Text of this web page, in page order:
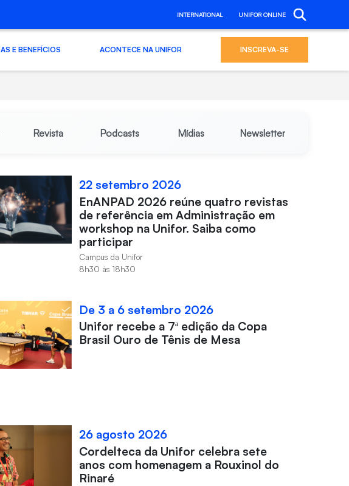
INTERNATIONAL UNIFOR ONLINE
E BENEFÍCIOS ACONTECE NA UNIFOR INSCREVA-SE
Revista Podcasts Mídias Newsletter
22 setembro 2026
EnANPAD 2026 reúne quatro revistas
de referência em Administração em
workshop na Unifor. Saiba como
participar
Campus da Unifor
8h30 às 18h30
De 3 a 6 setembro 2026
Unifor recebe a 7ª edição da Copa
Brasil Ouro de Tênis de Mesa
26 agosto 2026
Cordelteca da Unifor celebra sete
anos com homenagem a Rouxinol do
Rinaré